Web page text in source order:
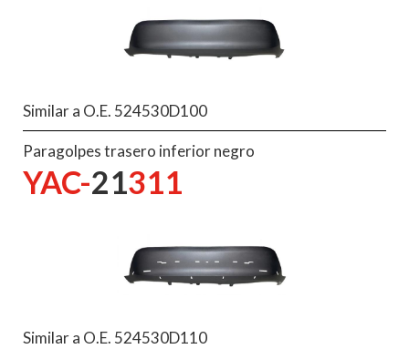
Similar a O.E. 524530D100
Paragolpes trasero inferior negro
YAC-21311
Similar a O.E. 524530D110